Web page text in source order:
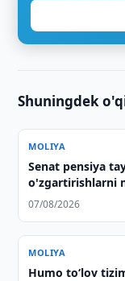
Shuningdek
MOLIYA
Senat pensiya
o'zgartirishlarni
07/08/2026
MOLIYA
Humo to‘lov